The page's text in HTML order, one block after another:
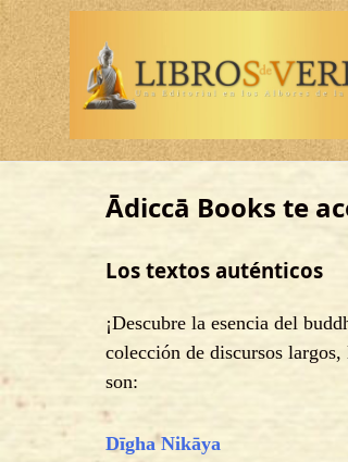
Saltar
al
contenido
Ādiccā Books te
Los textos auténticos
¡Descubre la esencia del
colección de discursos
son:
Dīgha Nikāya